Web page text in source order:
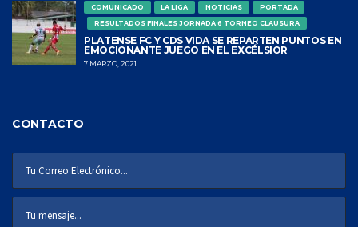
COMUNICADO LA LIGA NOTICIAS
PORTADA
RESULTADOS FINALES JORNADA 6 TORNEO CLAUSURA
PLATENSE FC Y CDS VIDA SE REPARTEN PUNTOS EN
EMOCIONANTE JUEGO EN EL EXCÉLSIOR
7 MARZO, 2021
CONTACTO